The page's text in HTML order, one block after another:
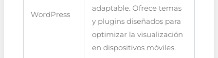
WordPress
adaptable. Ofrece temas
y plugins diseñados para
optimizar la visualización
en dispositivos móviles.